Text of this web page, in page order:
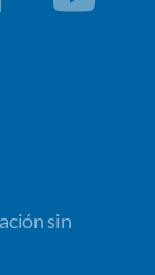
sin